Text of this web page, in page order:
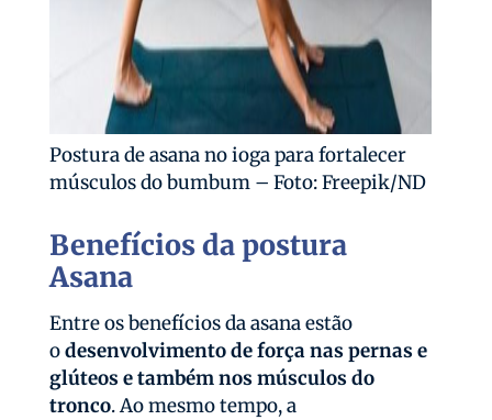
Postura de asana no ioga para fortalecer
músculos do bumbum – Foto: Freepik/ND
Benefícios da postura
Asana
Entre os benefícios da asana estão
odesenvolvimento de força nas pernas e
glúteos e também nos músculos do
tronco. Ao mesmo tempo, a